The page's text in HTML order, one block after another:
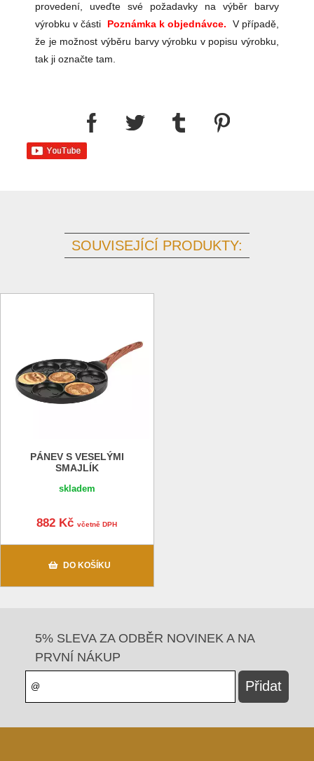
provedení, uveďte své požadavky na výběr barvy
výrobku v části Poznámka k objednávce.
V případě,
že je možnost výběru barvy výrobku v popisu výrobku,
tak ji označte tam.
SOUVISEJÍCÍ PRODUKTY:
PÁNEV S VESELÝMI
SMAJLÍK
skladem
882 Kčvčetně DPH
DO KOŠÍKU
5% SLEVA ZA ODBĚR NOVINEK A NA
PRVNÍ NÁKUP